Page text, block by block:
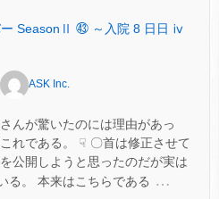
ー SeasonⅡ ㊸ ～入院 8 日日 ⅳ
ASK Inc.
んが驚いたのには理由があっ
れである。 ☟ 〇首は修正させて
公開しようと思ったのだが実は
る。 本来はこちらである …